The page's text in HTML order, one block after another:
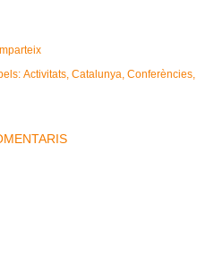
Activitats Catalunya Conferències